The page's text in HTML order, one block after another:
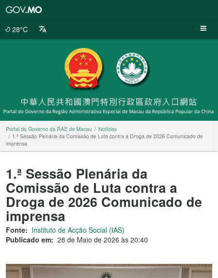
28°C
Portal do Governo da RAE de Macau
Notícias
1.ª Sessão Plenária da Comissão de Luta contra a Droga de 2026 Comunicado de
imprensa
1.ª Sessão Plenária da
Comissão de Luta contra a
Droga de 2026 Comunicado de
imprensa
Fonte: Instituto de Acção Social (IAS)
Publicado em: 28 de Maio de 2026 às 20:40